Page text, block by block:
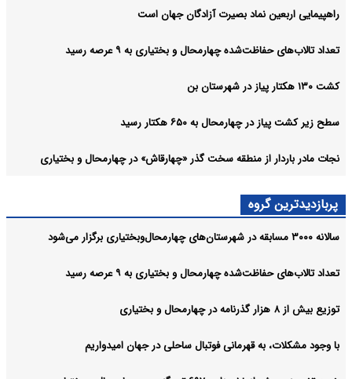
راهپیمایی اربعین نماد بصیرت آزادگان جهان است
تعداد تالاب‌های حفاظت‌شده چهارمحال و بختیاری به ۹ عرصه رسید
کشت ۱۳۰ هکتار پیاز در شهرستان بن
سطح زیر کشت پیاز در چهارمحال به ۶۵۰ هکتار رسید
نجات مادر باردار از منطقه سخت گذر «چهارقاش» در چهارمحال و بختیاری
پربازدیدترین گروه
سالانه ۳۰۰۰ مسابقه در شهرستان‌های چهارمحال‌وبختیاری برگزار می‌شود
تعداد تالاب‌های حفاظت‌شده چهارمحال و بختیاری به ۹ عرصه رسید
توزیع بیش از ۸ هزار گذرنامه در چهارمحال و بختیاری
با وجود مشکلات، به قهرمانی فوتبال ساحلی در جهان امیدواریم